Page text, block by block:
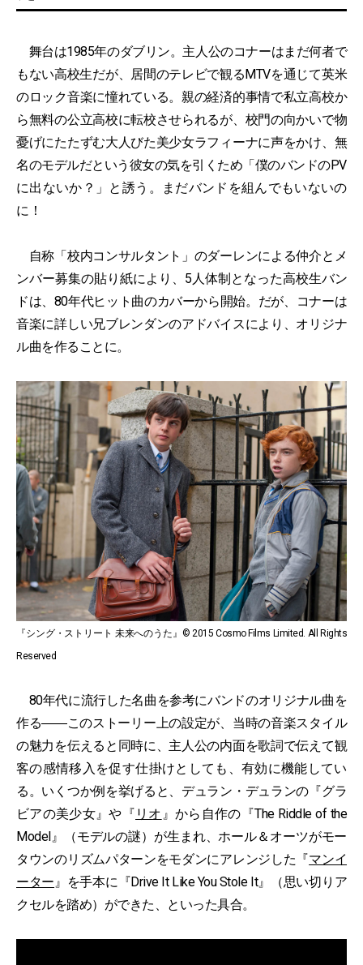
舞台は1985年のダブリン。主人公のコナーはまだ何者で
もない高校生だが、居間のテレビで観るMTVを通じて英米
のロック音楽に憧れている。親の経済的事情で私立高校か
ら無料の公立高校に転校させられるが、校門の向かいで物
憂げにたたずむ大人びた美少女ラフィーナに声をかけ、無
名のモデルだという彼女の気を引くため「僕のバンドのPV
に出ないか？」と誘う。まだバンドを組んでもいないの
に！
自称「校内コンサルタント」のダーレンによる仲介とメ
ンバー募集の貼り紙により、5人体制となった高校生バン
ドは、80年代ヒット曲のカバーから開始。だが、コナーは
音楽に詳しい兄ブレンダンのアドバイスにより、オリジナ
ル曲を作ることに。
『シング・ストリート 未来へのうた』© 2015 Cosmo Films Limited. All Rights
Reserved
80年代に流行した名曲を参考にバンドのオリジナル曲を
作る――このストーリー上の設定が、当時の音楽スタイル
の魅力を伝えると同時に、主人公の内面を歌詞で伝えて観
客の感情移入を促す仕掛けとしても、有効に機能してい
る。いくつか例を挙げると、デュラン・デュランの『グラ
ビアの美少女』や『 リオ 』から自作の『The Riddle of the
Model』（モデルの謎）が生まれ、ホール＆オーツがモー
タウンのリズムパターンをモダンにアレンジした『マンイ
ーター』を手本に『Drive It Like You Stole It』（思い切りア
クセルを踏め）ができた、といった具合。